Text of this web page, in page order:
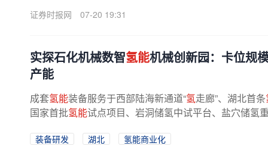
证券时报网
07-20 19:31
实探石化机械数智氢能机械创新园：卡位规
产能
成套氢能装备服务于西部陆海新通道“氢走廊”、湖北首条
国家首批氢能试点项目、岩洞储氢中试平台、盐穴储氢
装备研发 湖北
氢能商业化